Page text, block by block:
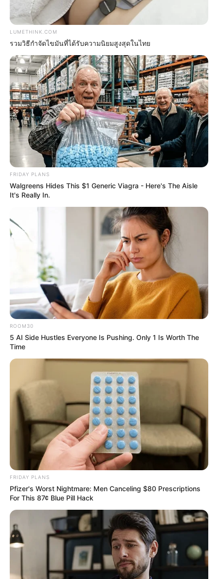
A Museum To Rihanna's Glory Could Soon Be
Opened
BRAINBERRIES
The Adorable Model For Simba In The Lion King
BRAINBERRIES
These Wedding Dance Moves Broke The Internet
BRAINBERRIES
LUMETHINK.COM
รวมวิธีกำจัดไขมันที่ได้รับความนิยมสูงสุดในไทย
FRIDAY PLANS
Walgreens Hides This $1 Generic Viagra - Here's The Aisle
It's Really In.
ROOM30
5 AI Side Hustles Everyone Is Pushing. Only 1 Is Worth The
Time
FRIDAY PLANS
Pfizer's Worst Nightmare: Men Canceling $80 Prescriptions
For This 87¢ Blue Pill Hack